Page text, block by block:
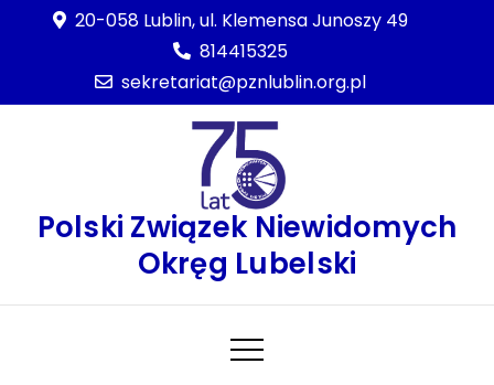
20-058 Lublin, ul. Klemensa Junoszy 49
814415325
sekretariat@pznlublin.org.pl
Polski Związek Niewidomych
Okręg Lubelski